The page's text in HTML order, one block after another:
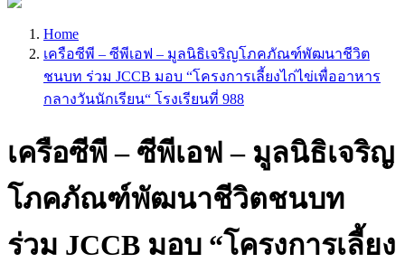
Home
เครือซีพี – ซีพีเอฟ – มูลนิธิเจริญโภคภัณฑ์พัฒนาชีวิต
ชนบท ร่วม JCCB มอบ “โครงการเลี้ยงไก่ไข่เพื่ออาหาร
กลางวันนักเรียน“ โรงเรียนที่ 988
เครือซีพี – ซีพีเอฟ – มูลนิธิเจริญ
โภคภัณฑ์พัฒนาชีวิตชนบท
ร่วม JCCB มอบ “โครงการเลี้ยง